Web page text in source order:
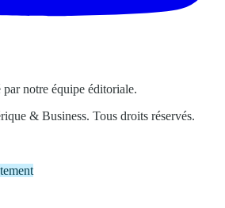
notre équipe éditoriale.
& Business. Tous droits réservés.